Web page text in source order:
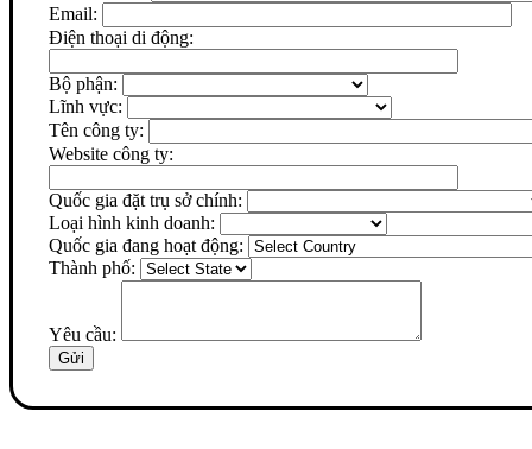
Email:
Điện thoại di động:
Bộ phận:
Lĩnh vực:
Tên công ty:
Website công ty:
Quốc gia đặt trụ sở chính:
Loại hình kinh doanh:
Quốc gia đang hoạt động:
Thành phố:
Yêu cầu: